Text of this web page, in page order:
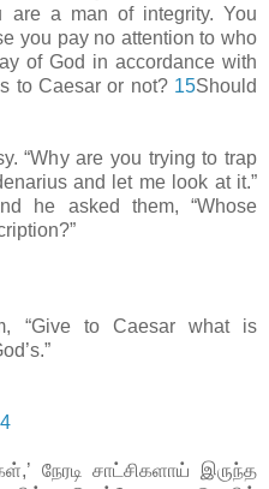
are a man of integrity. You
you pay no attention to who
of God in accordance with
to Caesar or not? 15Should
“Why are you trying to trap
and let me look at it.”
he asked them, “Whose
“Give to Caesar what is
நேரடி சாட்சிகளாய் இருந்த